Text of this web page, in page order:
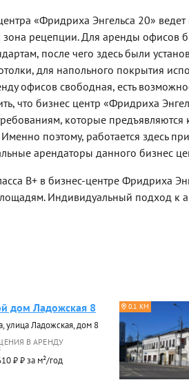
«Фридриха Энгельса 20» ведет
зона рецепции. Для аренды офисов
после чего здесь были
для напольного покрытия
офисов свободная, есть
что бизнес центр «Фридриха
которые предъявляются
поэтому, работается здесь
арендаторы данного бизнес
B+ в бизнес-центре Фридриха
Индивидуальный подход к
дом Ладожская 8
улица Ладожская, дом 8
В АРЕНДУ
₽ ₽ за м²/год
0.1 КМ